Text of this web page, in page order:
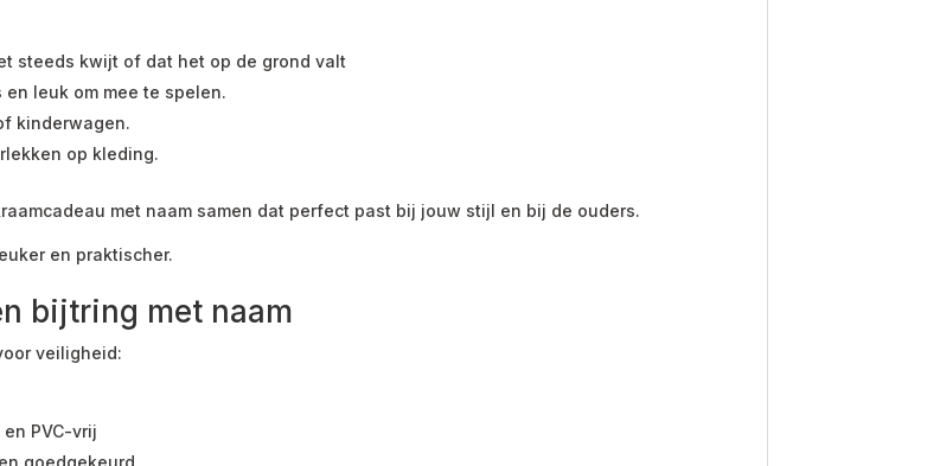
steeds kwijt of dat het op de grond valt
leuk om mee te spelen.
kinderwagen.
op kleding.
met naam samen dat perfect past bij jouw stijl en bij de ouders.
en praktischer.
bijtring met naam
veiligheid:
PVC-vrij
goedgekeurd